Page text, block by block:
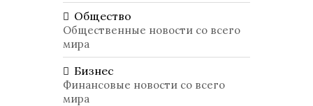
Общество
Общественные новости со всего
мира
Бизнес
Финансовые новости со всего
мира